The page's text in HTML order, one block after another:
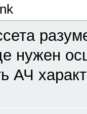
нужен
АЧ